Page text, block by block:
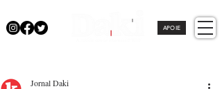
APOIE
Jornal Daki